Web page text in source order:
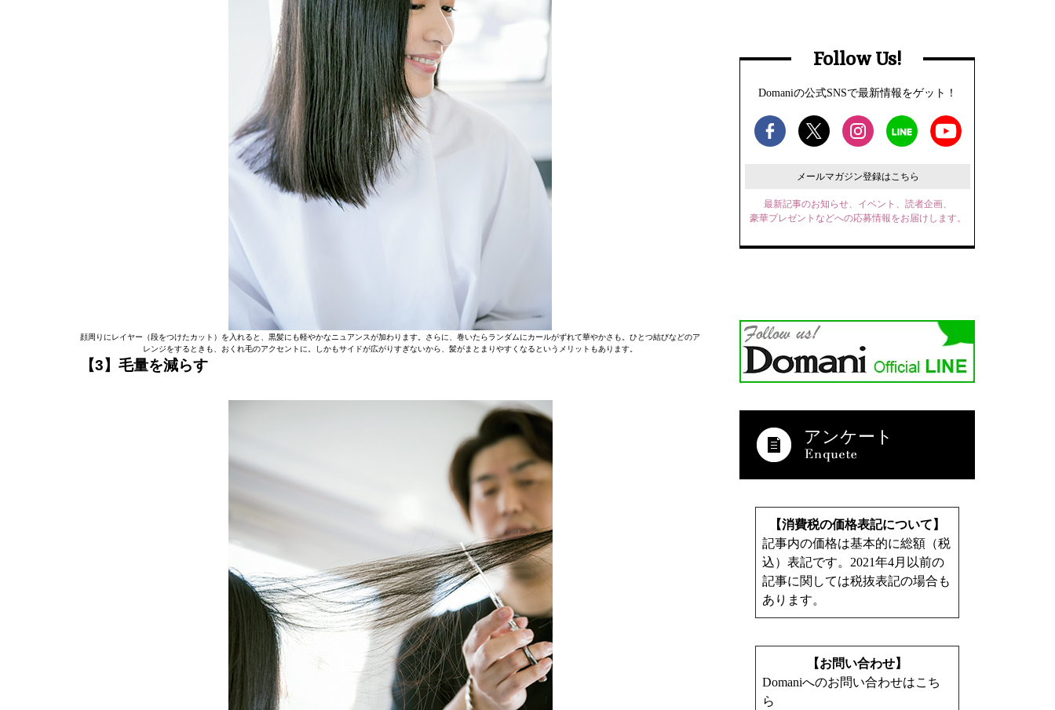
顔周りにレイヤー（段をつけたカット）を入れると、黒髪にも軽やかなニュアンスが加わります。さらに、巻いたらランダムにカールがずれて華やかさも。ひとつ結びなどのア
レンジをするときも、おくれ毛のアクセントに。しかもサイドが広がりすぎないから、髪がまとまりやすくなるというメリットもあります。
【3】毛量を減らす
Follow Us!
Domaniの公式SNSで最新情報をゲット！
メールマガジン登録はこちら
最新記事のお知らせ、イベント、読者企画、
豪華プレゼントなどへの応募情報をお届けします。
アンケート
【消費税の価格表記について】
記事内の価格は基本的に総額（税
込）表記です。2021年4月以前の
記事に関しては税抜表記の場合も
あります。
【お問い合わせ】
Domaniへのお問い合わせはこち
ら